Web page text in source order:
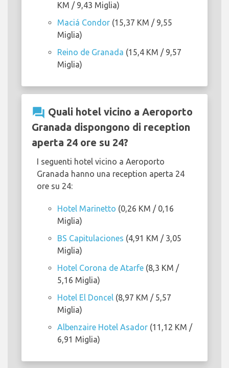
KM / 9,43 Miglia)
Maciá Condor (15,37 KM / 9,55
Miglia)
Reino de Granada (15,4 KM / 9,57
Miglia)
question_answer Quali hotel vicino a Aeroporto
Granada dispongono di reception
aperta 24 ore su 24?
I seguenti hotel vicino a Aeroporto
Granada hanno una reception aperta 24
ore su 24:
Hotel Marinetto (0,26 KM / 0,16
Miglia)
BS Capitulaciones (4,91 KM / 3,05
Miglia)
Hotel Corona de Atarfe (8,3 KM /
5,16 Miglia)
Hotel El Doncel (8,97 KM / 5,57
Miglia)
Albenzaire Hotel Asador (11,12 KM /
6,91 Miglia)